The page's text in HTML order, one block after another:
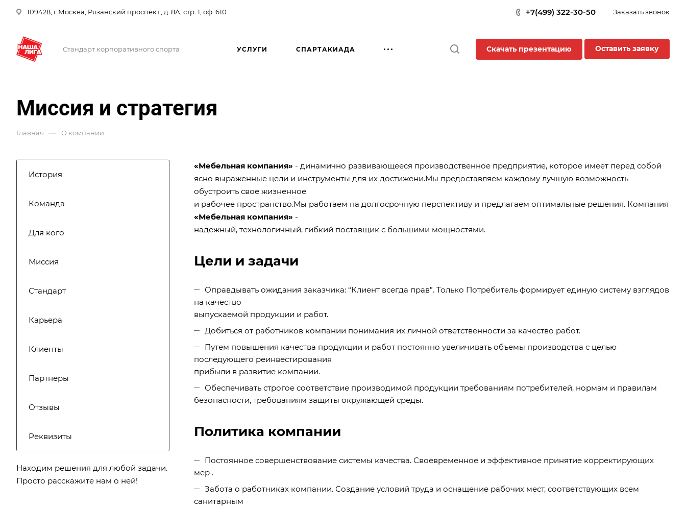
109428, г Москва, Рязанский проспект., д. 8А, стр. 1, оф. 610 +7(499) 322-30-50 Заказать звонок
Стандарт корпоративного спорта УСЛУГИ СПАРТАКИАДА Скачать презентацию Оставить заявку
Миссия и стратегия
Главная — О компании
«Мебельная компания» - динамично развивающееся производственное предприятие, которое имеет перед собой
ясно выраженные цели и инструменты для их достижени.Мы предоставляем каждому лучшую возможность
обустроить свое жизненное
и рабочее пространство.Мы работаем на долгосрочную перспективу и предлагаем оптимальные решения. Компания
«Мебельная компания» -
надежный, технологичный, гибкий поставщик с большими мощностями.
Цели и задачи
Оправдывать ожидания заказчика: “Клиент всегда прав”. Только Потребитель формирует единую систему взглядов
на качество
выпускаемой продукции и работ.
Добиться от работников компании понимания их личной ответственности за качество работ.
Путем повышения качества продукции и работ постоянно увеличивать объемы производства с целью
последующего реинвестирования
прибыли в развитие компании.
Обеспечивать строгое соответствие производимой продукции требованиям потребителей, нормам и правилам
безопасности, требованиям защиты окружающей среды.
Политика компании
Постоянное совершенствование системы качества. Своевременное и эффективное принятие корректирующих
мер .
Забота о работниках компании. Создание условий труда и оснащение рабочих мест, соответствующих всем
санитарным
История
Команда
Для кого
Миссия
Стандарт
Карьера
Клиенты
Партнеры
Отзывы
Реквизиты
Находим решения для любой задачи.
Просто расскажите нам о ней!